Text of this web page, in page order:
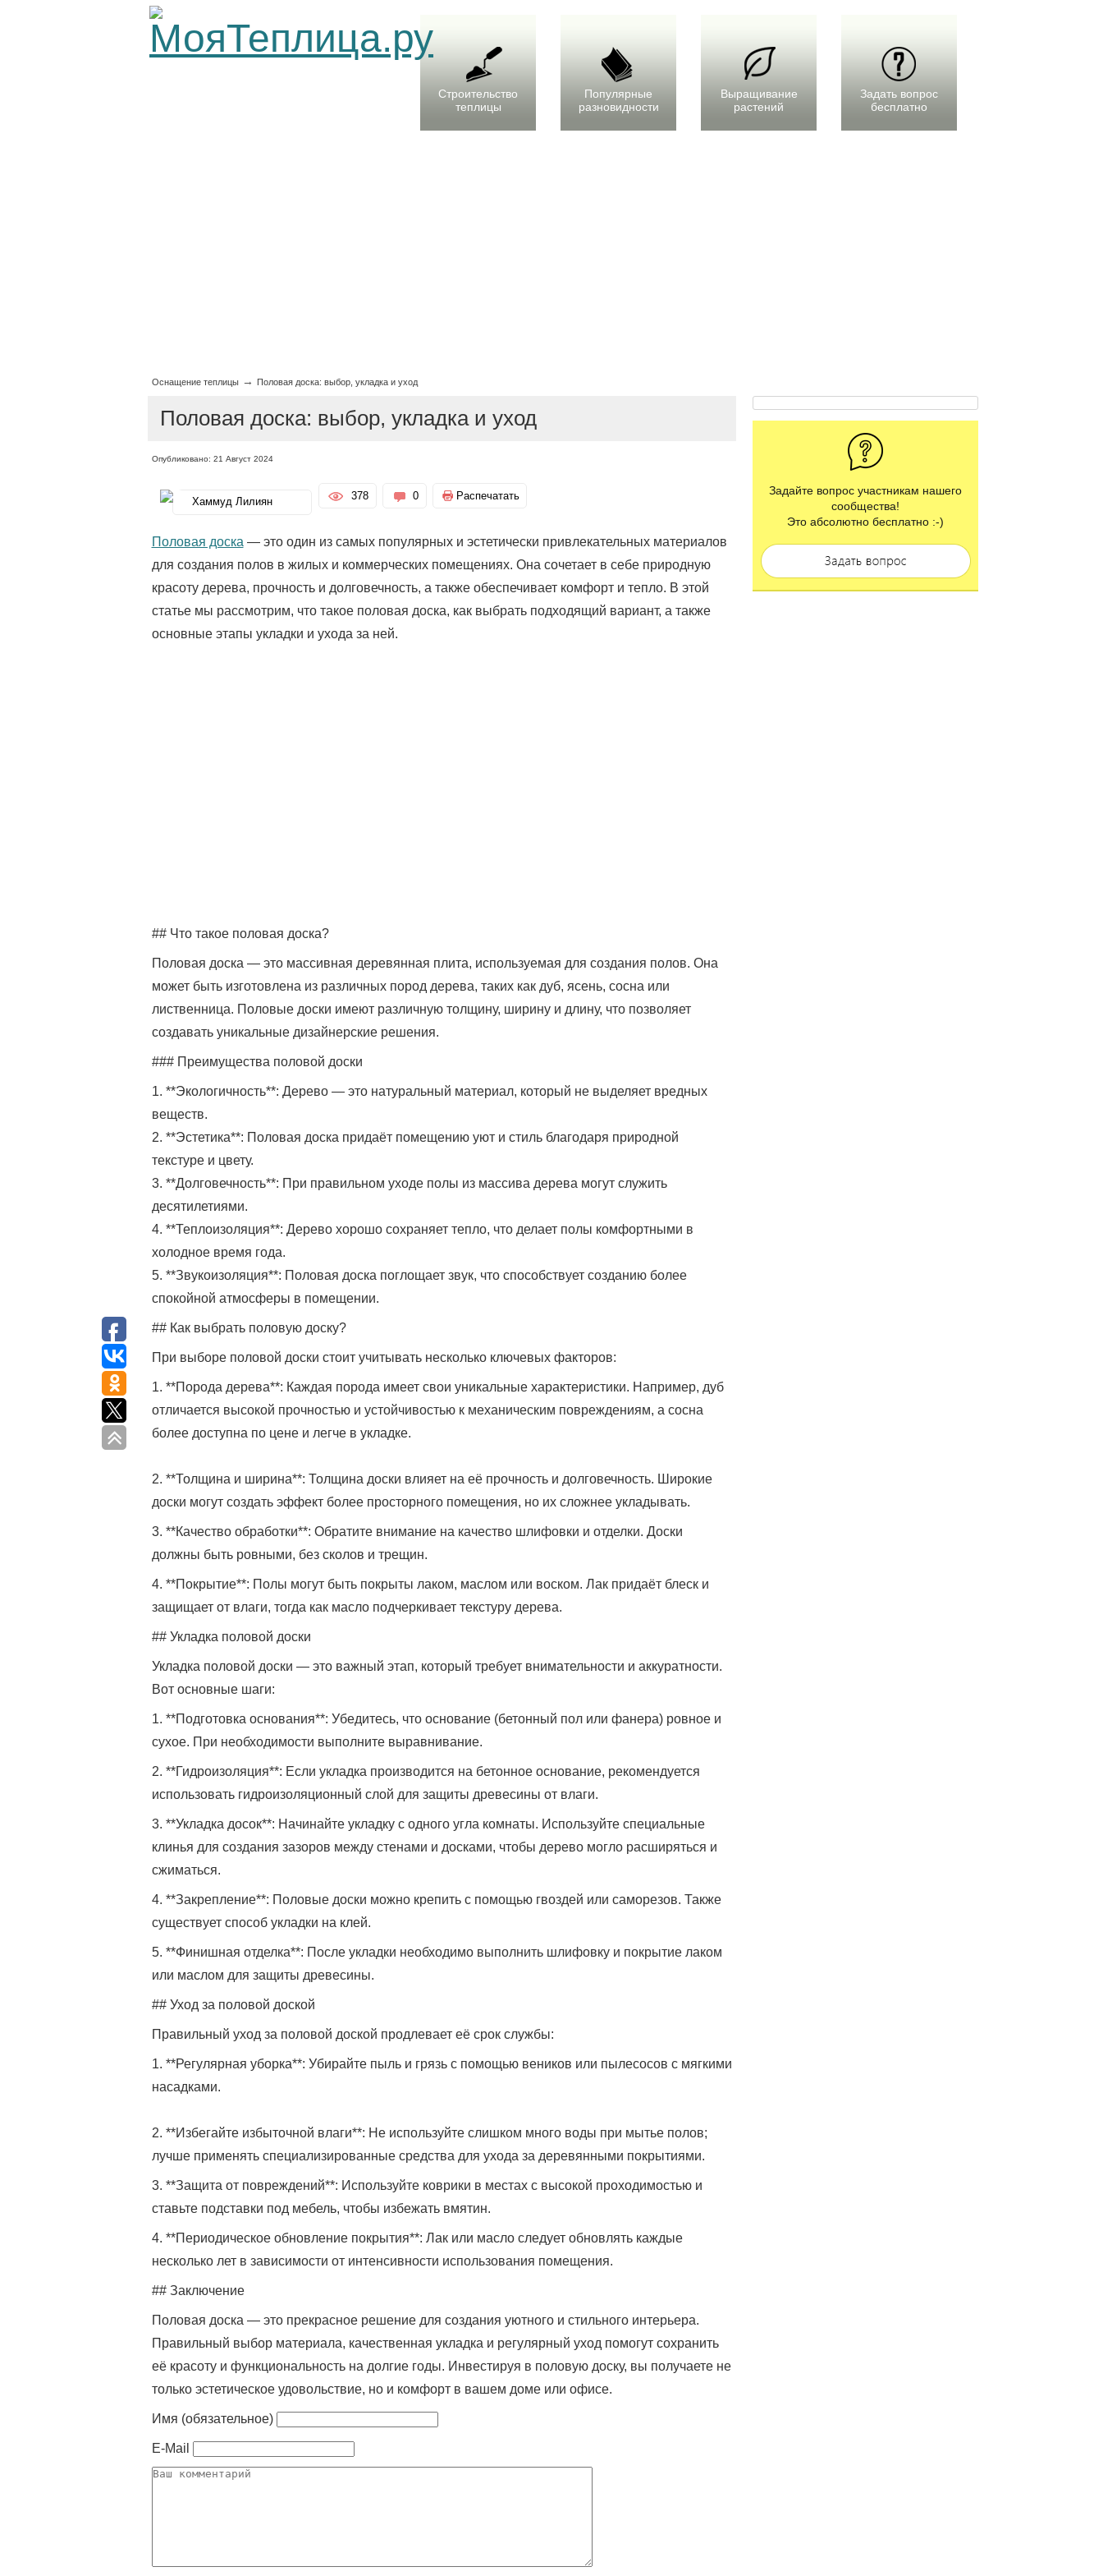
Строительство
теплицы
Популярные
разновидности
Выращивание
растений
Задать вопрос
бесплатно
Оснащение теплицы→ Половая доска: выбор, укладка и уход
Половая доска: выбор, укладка и уход
Опубликовано: 21 Август 2024
Хаммуд Лилиян 378 0 Распечатать
Половая доска — это один из самых популярных и эстетически привлекательных материалов
для создания полов в жилых и коммерческих помещениях. Она сочетает в себе природную
красоту дерева, прочность и долговечность, а также обеспечивает комфорт и тепло. В этой
статье мы рассмотрим, что такое половая доска, как выбрать подходящий вариант, а также
основные этапы укладки и ухода за ней.
## Что такое половая доска?
Половая доска — это массивная деревянная плита, используемая для создания полов. Она
может быть изготовлена из различных пород дерева, таких как дуб, ясень, сосна или
лиственница. Половые доски имеют различную толщину, ширину и длину, что позволяет
создавать уникальные дизайнерские решения.
### Преимущества половой доски
1. **Экологичность**: Дерево — это натуральный материал, который не выделяет вредных
веществ.
2. **Эстетика**: Половая доска придаёт помещению уют и стиль благодаря природной
текстуре и цвету.
3. **Долговечность**: При правильном уходе полы из массива дерева могут служить
десятилетиями.
4. **Теплоизоляция**: Дерево хорошо сохраняет тепло, что делает полы комфортными в
холодное время года.
5. **Звукоизоляция**: Половая доска поглощает звук, что способствует созданию более
спокойной атмосферы в помещении.
## Как выбрать половую доску?
При выборе половой доски стоит учитывать несколько ключевых факторов:
1. **Порода дерева**: Каждая порода имеет свои уникальные характеристики. Например, дуб
отличается высокой прочностью и устойчивостью к механическим повреждениям, а сосна
более доступна по цене и легче в укладке.
2. **Толщина и ширина**: Толщина доски влияет на её прочность и долговечность. Широкие
доски могут создать эффект более просторного помещения, но их сложнее укладывать.
3. **Качество обработки**: Обратите внимание на качество шлифовки и отделки. Доски
должны быть ровными, без сколов и трещин.
4. **Покрытие**: Полы могут быть покрыты лаком, маслом или воском. Лак придаёт блеск и
защищает от влаги, тогда как масло подчеркивает текстуру дерева.
## Укладка половой доски
Укладка половой доски — это важный этап, который требует внимательности и аккуратности.
Вот основные шаги:
1. **Подготовка основания**: Убедитесь, что основание (бетонный пол или фанера) ровное и
сухое. При необходимости выполните выравнивание.
2. **Гидроизоляция**: Если укладка производится на бетонное основание, рекомендуется
использовать гидроизоляционный слой для защиты древесины от влаги.
3. **Укладка досок**: Начинайте укладку с одного угла комнаты. Используйте специальные
клинья для создания зазоров между стенами и досками, чтобы дерево могло расширяться и
сжиматься.
4. **Закрепление**: Половые доски можно крепить с помощью гвоздей или саморезов. Также
существует способ укладки на клей.
5. **Финишная отделка**: После укладки необходимо выполнить шлифовку и покрытие лаком
или маслом для защиты древесины.
## Уход за половой доской
Правильный уход за половой доской продлевает её срок службы:
1. **Регулярная уборка**: Убирайте пыль и грязь с помощью веников или пылесосов с мягкими
насадками.
2. **Избегайте избыточной влаги**: Не используйте слишком много воды при мытье полов;
лучше применять специализированные средства для ухода за деревянными покрытиями.
3. **Защита от повреждений**: Используйте коврики в местах с высокой проходимостью и
ставьте подставки под мебель, чтобы избежать вмятин.
4. **Периодическое обновление покрытия**: Лак или масло следует обновлять каждые
несколько лет в зависимости от интенсивности использования помещения.
## Заключение
Половая доска — это прекрасное решение для создания уютного и стильного интерьера.
Правильный выбор материала, качественная укладка и регулярный уход помогут сохранить
её красоту и функциональность на долгие годы. Инвестируя в половую доску, вы получаете не
только эстетическое удовольствие, но и комфорт в вашем доме или офисе.
Имя (обязательное)
E-Mail
Задайте вопрос участникам нашего
сообщества!
Это абсолютно бесплатно :-)